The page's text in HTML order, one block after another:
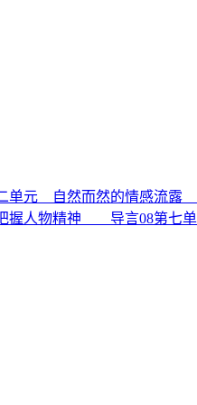
单元 自然而然的情感流
握人物精神 导言08第七